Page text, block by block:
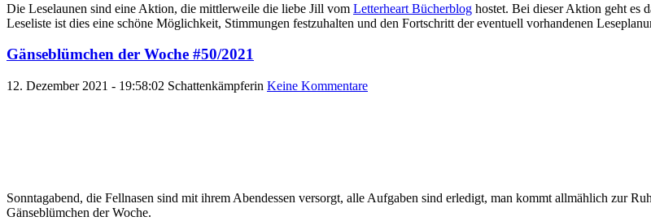
Die Leselaunen sind eine Aktion, die mittlerweile die liebe Jill vom Letterheart Bücherblog hostet. Bei dieser Aktion geht es
Leseliste ist dies eine schöne Möglichkeit, Stimmungen festzuhalten und den Fortschritt der eventuell vorhandenen
Gänseblümchen der Woche #50/2021
12. Dezember 2021 - 19:58:02 Schattenkämpferin Keine Kommentare
Sonntagabend, die Fellnasen sind mit ihrem Abendessen versorgt, alle Aufgaben sind erledigt, man kommt allmählich zur
Gänseblümchen der Woche.